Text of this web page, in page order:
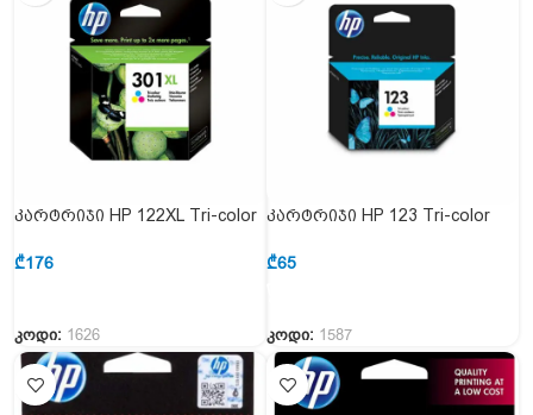
კარტრიჯი HP 122XL Tri-color
₾176
კოდი: 1626
კარტრიჯი HP 123 Tri-color
₾65
კოდი: 1587